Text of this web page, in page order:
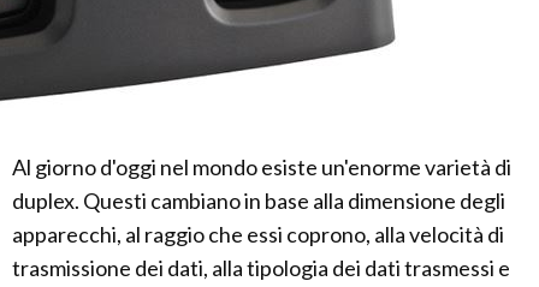
Al giorno d'oggi nel mondo esiste un'enorme varietà di
duplex. Questi cambiano in base alla dimensione degli
apparecchi, al raggio che essi coprono, alla velocità di
trasmissione dei dati, alla tipologia dei dati trasmessi e